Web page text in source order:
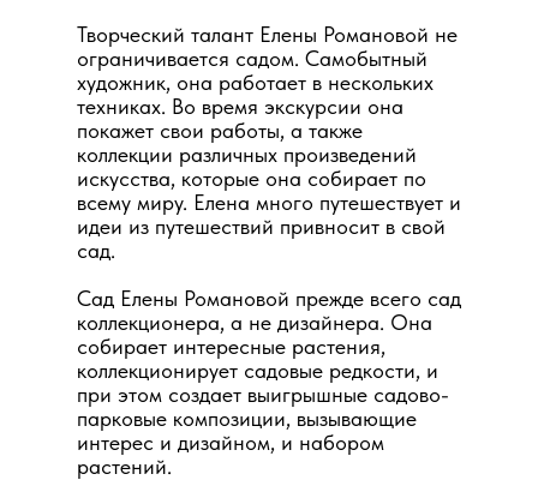
Творческий талант Елены Романовой не
ограничивается садом. Самобытный
художник, она работает в нескольких
техниках. Во время экскурсии она
покажет свои работы, а также
коллекции различных произведений
искусства, которые она собирает по
всему миру. Елена много путешествует и
идеи из путешествий привносит в свой
сад.
Сад Елены Романовой прежде всего сад
коллекционера, а не дизайнера. Она
собирает интересные растения,
коллекционирует садовые редкости, и
при этом создает выигрышные садово-
парковые композиции, вызывающие
интерес и дизайном, и набором
растений.